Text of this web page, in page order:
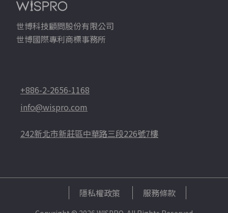
世博科技顧問股份有限公司
世博國際專利商標事務所
+886-2-2656-1168
info@wispro.com
242新北市新莊區中華路三段226號7樓
隱私權政策 服務條款